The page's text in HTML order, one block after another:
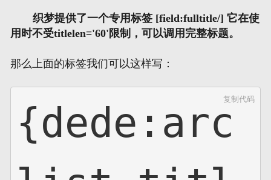
织梦提供了一个专用标签 [field:fulltitle/] 它在使
用时不受titlelen='60'限制，可以调用完整标题。
那么上面的标签我们可以这样写：
复制代码
{dede:arc